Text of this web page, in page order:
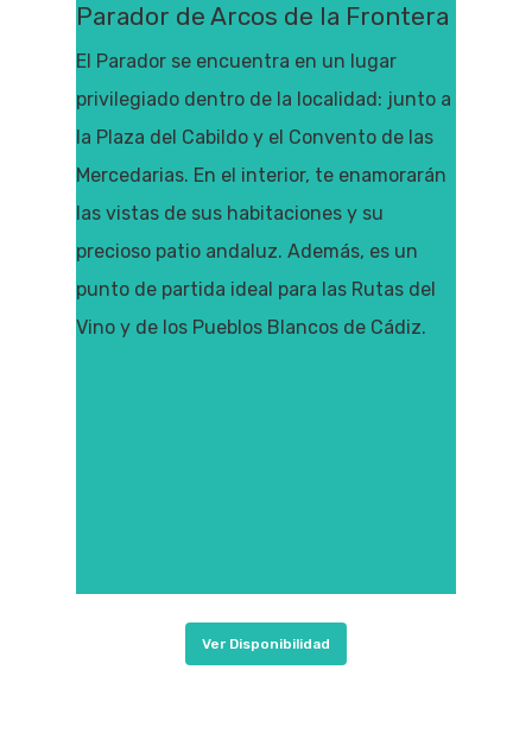
Parador de Arcos de la Frontera
El Parador se encuentra en un lugar
privilegiado dentro de la localidad: junto a
la Plaza del Cabildo y el Convento de las
Mercedarias. En el interior, te enamorarán
las vistas de sus habitaciones y su
precioso patio andaluz. Además, es un
punto de partida ideal para las Rutas del
Vino y de los Pueblos Blancos de Cádiz.
Ver Disponibilidad